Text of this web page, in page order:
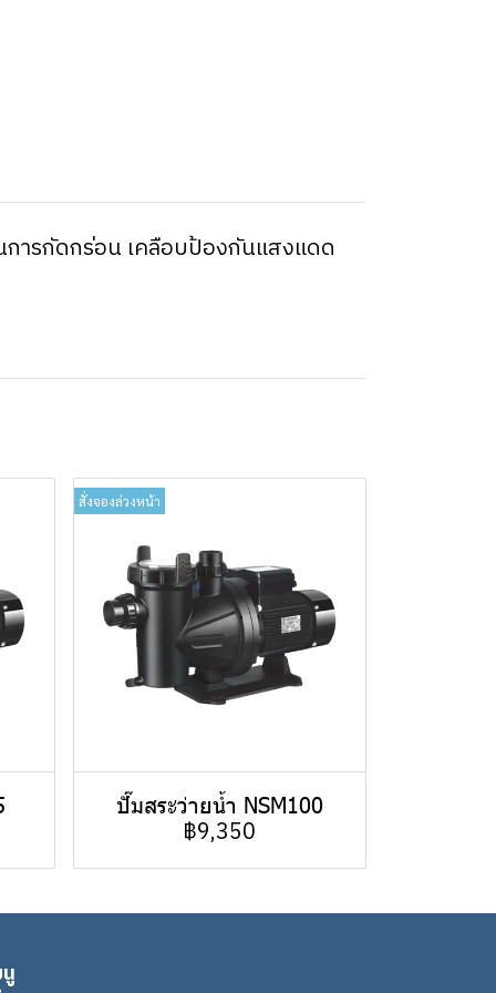
การกัดกร่อน เคลือบป้องกันแสงแดด
สั่งจองล่วงหน้า
ปั๊มสระว่ายน้ำ NSM100
฿9,350